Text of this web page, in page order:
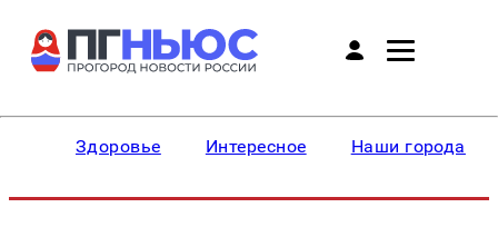
Здоровье Интересное Наши города